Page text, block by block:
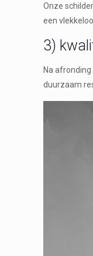
Onze
een
3)
Na
duurzaam